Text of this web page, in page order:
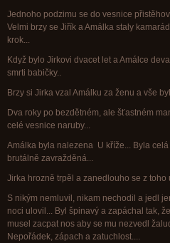
Jednoho podzimu se do vesnice
Velmi brzy se Jiřík a Amálka staly
krok...
Když bylo Jirkovi dvacet let a Amálce
smrti babičky..
Brzy si Jirka vzal Amálku za ženu a vše
Dva roky po bezdětném, ale šťastném
celé vesnice naruby...
Amálka byla nalezena U kříže... Byla
brutálně zavražděná...
Jirka hrozně trpěl a zanedlouho se z toho
S nikým nemluvil, nikam nechodil a jedl
noci ulovil... Byl špinavý a zapáchal tak,
musel zacpat nos aby se mu nezvedl
Nepořádek, zápach a zatuchlost....